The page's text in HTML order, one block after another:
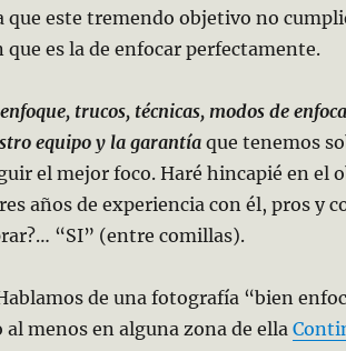
que este tremendo objetivo no
es la de enfocar perfectamente.
trucos, técnicas, modos de
equipo y la garantíaque tenemos
el mejor foco. Haré hincapié en el
años de experiencia con él, pros y
“SI” (entre comillas).
de una fotografía “bien
al menos en alguna zona de ella